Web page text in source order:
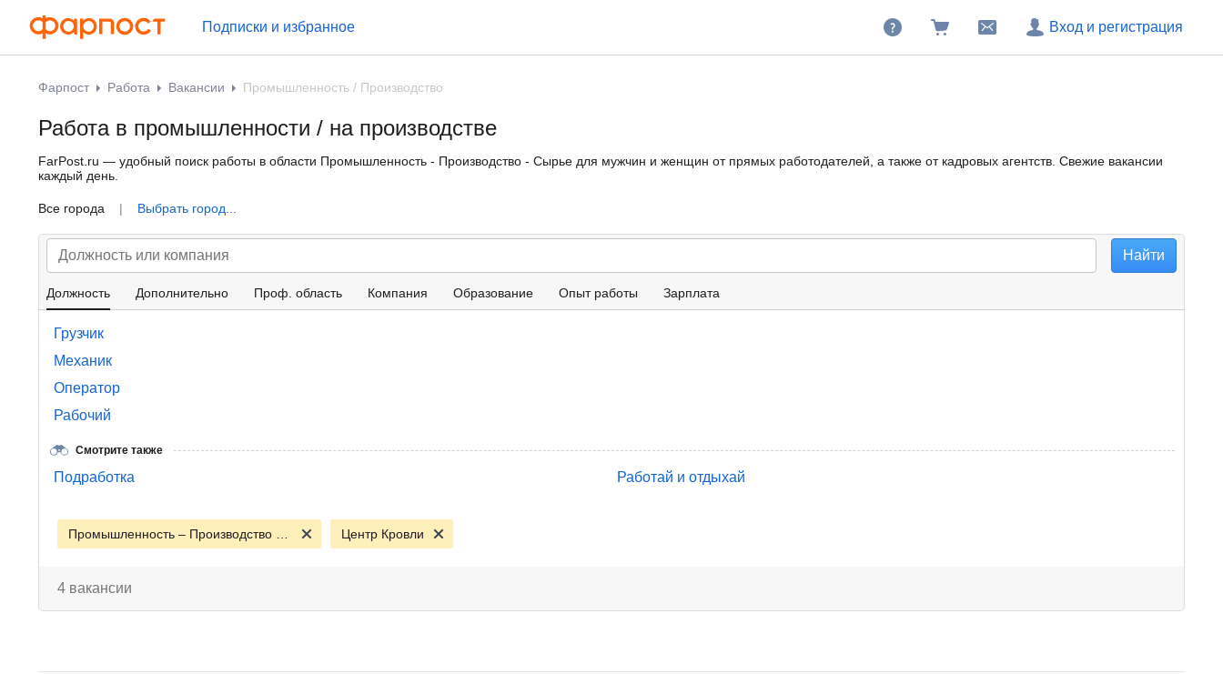
Подписки и избранное Вход и регистрация
Фарпост Работа Вакансии Промышленность / Производство
Работа в промышленности / на производстве
FarPost.ru — удобный поиск работы в области Промышленность - Производство - Сырье для мужчин и женщин от прямых работодателей, а также от кадровых агентств. Свежие вакансии
каждый день.
Все города | Выбрать город...
Должность Дополнительно Проф. область Компания Образование Опыт работы Зарплата
Грузчик
Механик
Оператор
Рабочий
Смотрите также
Подработка Работай и отдыхай
Центр Кровли
4 вакансии